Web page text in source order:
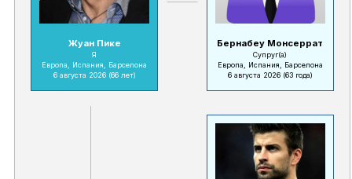
Жуан Пике
Я
Европа, Испания, Барселона
6 августа 2026 (66 лет)
Бернабеу Монсеррат
Супруг(а)
Европа, Испания, Барселона
6 августа 2026 (63 года)